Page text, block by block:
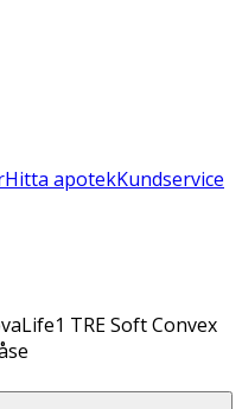
Hitta apotekKundservice
TRE Soft Convex